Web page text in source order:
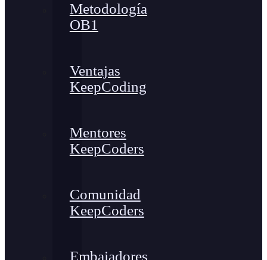
Metodología
OB1
Ventajas
KeepCoding
Mentores
KeepCoders
Comunidad
KeepCoders
Embajadores